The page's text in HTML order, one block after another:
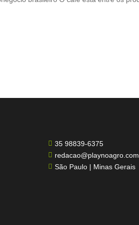
 35 98839-6375

 São Paulo | Minas Gerais